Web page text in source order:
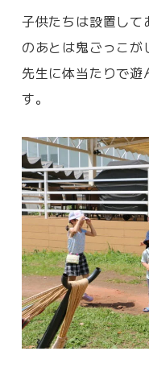
子供たちは設置して
のあとは鬼ごっこ
先生に体当たりで
す。